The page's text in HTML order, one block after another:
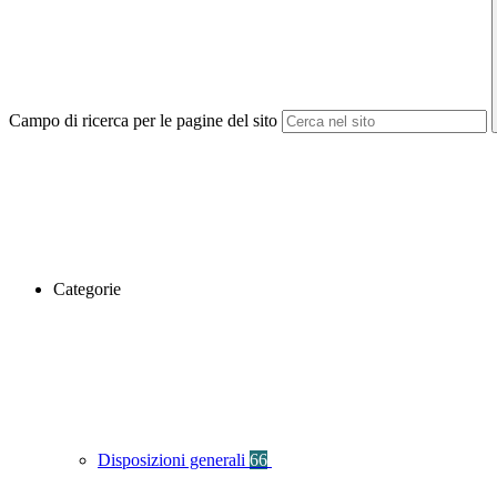
Campo di ricerca per le pagine del sito
Categorie
Disposizioni generali 66